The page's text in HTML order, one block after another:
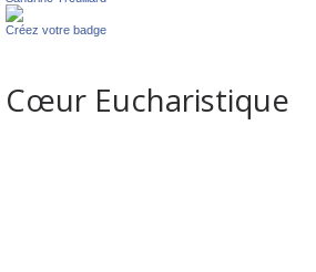
Créez votre badge
Cœur Eucharistique